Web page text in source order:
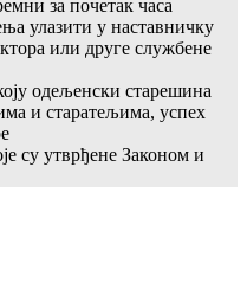
за почетак часа
улазити у наставничку
или друге службене
одељенски старешина
и старатељима, успех
су утврђене Законом и